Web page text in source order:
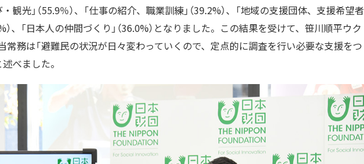
観光」（55.9％）、「仕事の紹介、職業訓練」（39.2%）、「地域の支援団体、支援希望者
）、「日本人の仲間づくり」（36.0%）となりました。この結果を受けて、笹川順平ウク
常務は「避難民の状況が日々変わっていくので、定点的に調査を行い必要な支援をつ
べました。